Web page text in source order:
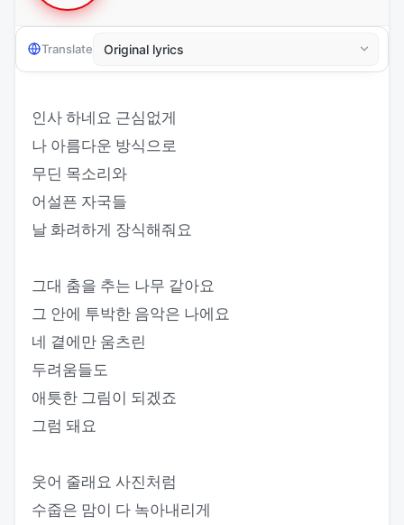
Translate
인사 하네요 근심없게
나 아름다운 방식으로
무딘 목소리와
어설픈 자국들
날 화려하게 장식해줘요
그대 춤을 추는 나무 같아요
그 안에 투박한 음악은 나에요
네 곁에만 움츠린
두려움들도
애틋한 그림이 되겠죠
그럼 돼요
웃어 줄래요 사진처럼
수줍은 맘이 다 녹아내리게